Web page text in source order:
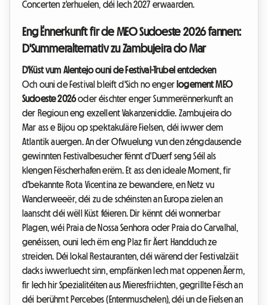
Concerten z'erhuelen, déi Iech 2027 erwaarden.
Eng Ënnerkunft fir de MEO Sudoeste 2026 fannen:
D'Summeralternativ zu Zambujeira do Mar
D'Küst vum Alentejo ouni de Festival-Trubel entdecken
Och ouni de Festival bleift d'Sich no enger logement MEO
Sudoeste 2026oder éischter enger Summerënnerkunft an
der Regioun eng exzellent Vakanzeniddie. Zambujeira do
Mar ass e Bijou op spektakuläre Fielsen, déi iwwer dem
Atlantik auergen. An der Ofwuelung vun den zéngdausende
gewinnten Festivalbesucher fënnt d'Duerf seng Séil als
klengen Fëscherhafen erëm. Et ass den ideale Moment, fir
d'bekannte Rota Vicentina ze bewandere, en Netz vu
Wanderweeër, déi zu de schéinsten an Europa zielen an
laanscht déi wëll Küst féieren. Dir kënnt déi wonnerbar
Plagen, wéi Praia de Nossa Senhora oder Praia do Carvalhal,
genéissen, ouni Iech ëm eng Plaz fir Äert Handduch ze
streiden. Déi lokal Restauranten, déi wärend der Festivalzäit
dacks iwwerluecht sinn, empfänken Iech mat oppenen Äerm,
fir Iech hir Spezialitéiten aus Mieresfriichten, gegrillte Fësch an
déi berühmt Percebes (Entenmuschelen), déi un de Fielsen an